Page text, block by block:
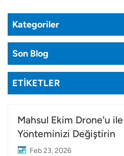
Kategoriler
Son Blog
ETİKETLER
Mahsul Ekim Drone'u
Yönteminizi Değiştirin
Feb 23, 2026